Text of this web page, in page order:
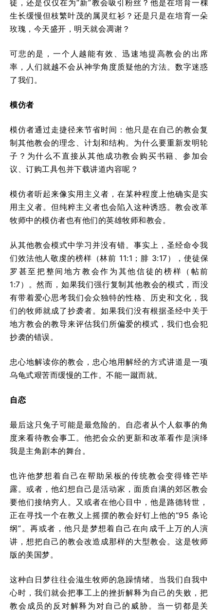
徒，还是仅仅在为“新”教会吸引粉丝？他是在培育一棵
生长缓慢但枝繁叶茂的属灵红衫？还是只是在培育一朵
玫瑰，今天盛开，明天就会凋谢？
可悲的是，一个人越能有效、迅速地提高教会的出席
率，人们就越不会从神学角度质疑他的方法。数字迷惑
了我们。
模仿者
模仿者通过走捷径来节省时间：他只是在自己的教会复
制其他教会的理念、计划和结构。为什么要重新发明轮
子？为什么不直接从其他成功教会购买书籍、参加会
议、订购工具包并下载讲道内容呢？
模仿者听起来像实用主义者，在某种程度上他确实是实
用主义者。但纯粹主义者也会陷入这种诱惑。教会改革
牧师中的模仿者也有他们的英雄牧师和教会。
从其他教会模式中学习并没有错。事实上，圣经命令我
们效法他人敬虔的榜样（林前 11:1；腓 3:17），使徒保
罗甚至把整间地方教会作为其他信徒的榜样（帖前
1:7）。然而，如果我们强行复制其他教会的模式，而没
有带着爱心思考我们会众独特的性格、历史和文化，我
们的牧师就成了抄袭者。如果我们没有根据圣经中关于
地方教会的教导来评估我们所偏爱的模式，我们也会犯
抄袭的错误。
忠心地解读你的教会，忠心地用解经的方式讲道是一项
乌龟式艰苦而缓慢的工作。不能一蹴而就。
自恋
最后这只兔子可能是最危险的。自恋者从个人叙事的角
度来看待教会事工。他把会众的更新和改革看作是演绎
我是主角剧本的舞台。
也许他梦想着自己在帮助呆板的传统教会变得锋芒毕
露。或者，他幻想自己是活动家，面质自满的郊区教会
要他们接纳穷人。又或者在他心目中，他是路德转世，
正在寻找一个在教义上摇摆的教会好钉上他的“95 条论
纲”。再或者，他只是梦想着自己在向成千上万的人演
讲，想把自己的教会改造成那样的大型教会。这是牧师
版的美国梦。
这种白日梦往往会滋生牧师的急躁情绪。当我们自我中
心时，我们就会把事工上的挫折解释为自己的失败，把
教会成员的反对解释为对自己的威胁。当一切都是关